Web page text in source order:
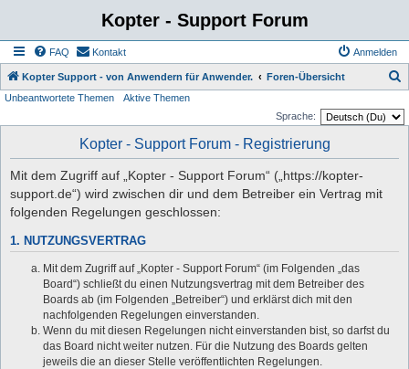
Kopter - Support Forum
FAQ Kontakt Anmelden
Kopter Support - von Anwendern für Anwender. Foren-Übersicht
Unbeantwortete Themen
Aktive Themen
Sprache:
Kopter - Support Forum - Registrierung
Mit dem Zugriff auf „Kopter - Support Forum“ („https://kopter-
support.de“) wird zwischen dir und dem Betreiber ein Vertrag mit
folgenden Regelungen geschlossen:
1. NUTZUNGSVERTRAG
Mit dem Zugriff auf „Kopter - Support Forum“ (im Folgenden „das
Board“) schließt du einen Nutzungsvertrag mit dem Betreiber des
Boards ab (im Folgenden „Betreiber“) und erklärst dich mit den
nachfolgenden Regelungen einverstanden.
Wenn du mit diesen Regelungen nicht einverstanden bist, so darfst du
das Board nicht weiter nutzen. Für die Nutzung des Boards gelten
jeweils die an dieser Stelle veröffentlichten Regelungen.